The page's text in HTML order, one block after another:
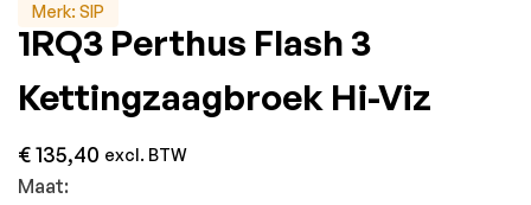
Merk: SIP
1RQ3 Perthus Flash 3
Kettingzaagbroek Hi-Viz
€135,40 excl. BTW
Maat: